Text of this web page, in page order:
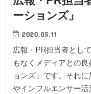
ーションズ」
2020.05.11
広報・PR担当者とし
もなくメディアとの
ョンズ」です。それ
やインフルエンサー